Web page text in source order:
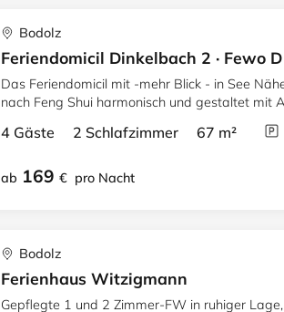
Bodolz
Feriendomicil Dinkelbach 2 · Fewo D
Das Feriendomicil mit -mehr Blick - in See
nach Feng Shui harmonisch und gestaltet mit Alpenblick und
4 Gäste 2 Schlafzimmer 67 m²
ab 169 € pro Nacht
Bodolz
Ferienhaus Witzigmann
Gepflegte 1 und 2 Zimmer-FW in ruhiger